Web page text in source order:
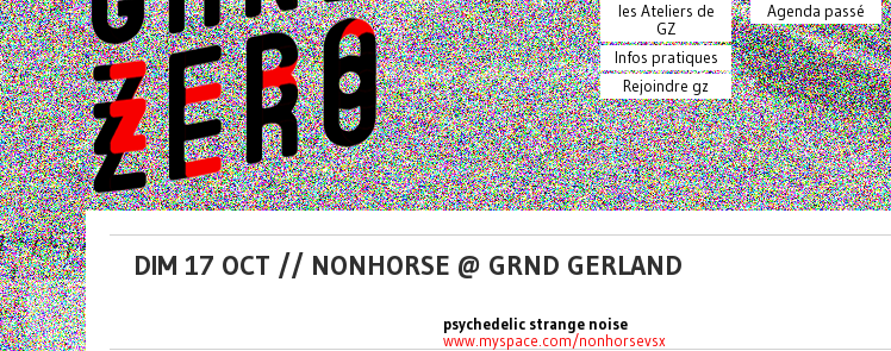
les Ateliers de
GZ
Infos pratiques
Rejoindre gz
Agenda passé
DIM 17 OCT // NONHORSE @ GRND GERLAND
psychedelic strange noise
www.myspace.com/nonhorsevsx